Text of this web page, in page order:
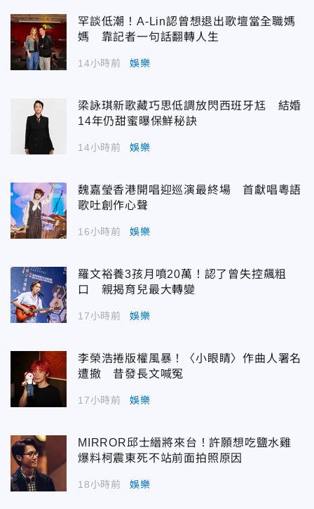
罕談低潮！A-Lin認曾想退出歌壇當全職媽
媽 靠記者一句話翻轉人生
14小時前 娛樂
梁詠琪新歌藏巧思低調放閃西班牙尪 結婚
14年仍甜蜜曝保鮮秘訣
14小時前 娛樂
魏嘉瑩香港開唱迎巡演最終場 首獻唱粵語
歌吐創作心聲
16小時前 娛樂
羅文裕養3孩月噴20萬！認了曾失控飆粗
口 親揭育兒最大轉變
17小時前 娛樂
李榮浩捲版權風暴！〈小眼睛〉作曲人署名
遭撤 昔發長文喊冤
17小時前 娛樂
MIRROR邱士縉將來台！許願想吃鹽水雞
爆料柯震東死不站前面拍照原因
18小時前 娛樂